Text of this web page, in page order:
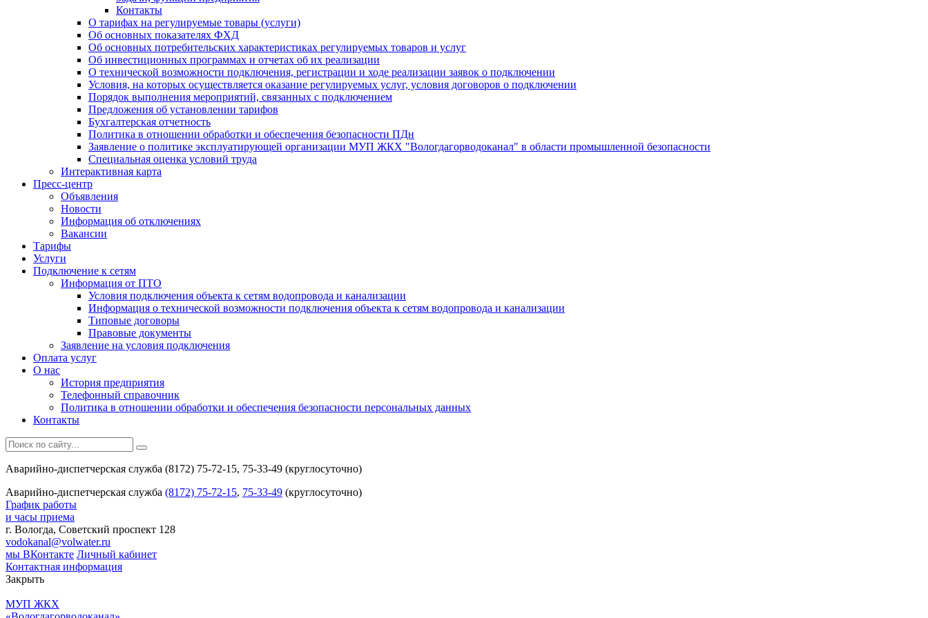
Контакты
О тарифах на регулируемые товары (услуги)
Об основных показателях ФХД
Об основных потребительских характеристиках регулируемых товаров и услуг
Об инвестиционных программах и отчетах об их реализации
О технической возможности подключения, регистрации и ходе реализации заявок о подключении
Условия, на которых осуществляется оказание регулируемых услуг, условия договоров о подключении
Порядок выполнения мероприятий, связанных с подключением
Предложения об установлении тарифов
Бухгалтерская отчетность
Политика в отношении обработки и обеспечения безопасности ПДн
Заявление о политике эксплуатирующей организации МУП ЖКХ "Вологдагорводоканал" в области промышленной безопасности
Специальная оценка условий труда
Интерактивная карта
Пресс-центр
Объявления
Новости
Информация об отключениях
Вакансии
Тарифы
Услуги
Подключение к сетям
Информация от ПТО
Условия подключения объекта к сетям водопровода и канализации
Информация о технической возможности подключения объекта к сетям водопровода и канализации
Типовые договоры
Правовые документы
Заявление на условия подключения
Оплата услуг
О нас
История предприятия
Телефонный справочник
Политика в отношении обработки и обеспечения безопасности персональных данных
Контакты
Аварийно-диспетчерская служба (8172) 75-72-15, 75-33-49 (круглосуточно)
Аварийно-диспетчерская служба (8172) 75-72-15, 75-33-49 (круглосуточно)
График работы
и часы приема
г. Вологда, Советский проспект 128
vodokanal@volwater.ru
мы ВКонтакте Личный кабинет
Контактная информация
Закрыть
МУП ЖКХ